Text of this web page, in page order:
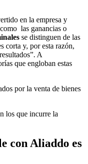
en la empresa y
las ganancias o
se distinguen de las
corta y, por esta razón,
A
que engloban estas
por la venta de bienes
los que incurre la
con Aliaddo es